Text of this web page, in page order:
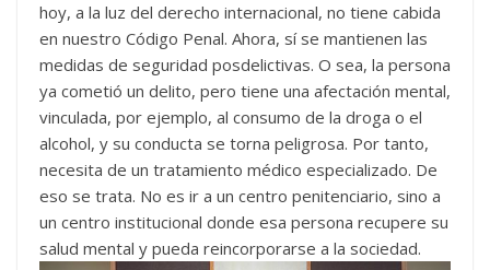
hoy, a la luz del derecho internacional, no tiene cabida
en nuestro Código Penal. Ahora, sí se mantienen las
medidas de seguridad posdelictivas. O sea, la persona
ya cometió un delito, pero tiene una afectación mental,
vinculada, por ejemplo, al consumo de la droga o el
alcohol, y su conducta se torna peligrosa. Por tanto,
necesita de un tratamiento médico especializado. De
eso se trata. No es ir a un centro penitenciario, sino a
un centro institucional donde esa persona recupere su
salud mental y pueda reincorporarse a la sociedad.